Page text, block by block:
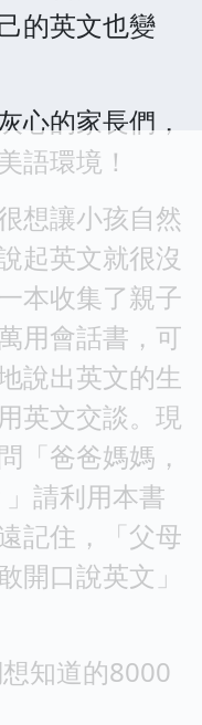
的英文也變
心的家長們，
語環境！
想讓小孩自然
起英文就很沒
本收集了親子
用會話書，可
說出英文的生
英文交談。現
「爸爸媽媽，
請利用本書
記住，「父母
開口說英文」
知道的8000